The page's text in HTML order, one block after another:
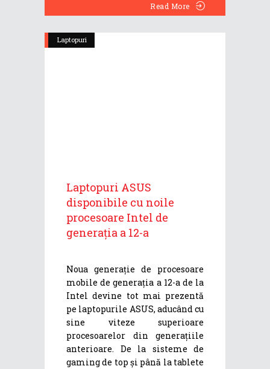
Read More
Laptopuri
Laptopuri ASUS
disponibile cu noile
procesoare Intel de
generația a 12-a
Noua generație de procesoare
mobile de generația a 12-a de la
Intel devine tot mai prezentă
pe laptopurile ASUS, aducând cu
sine viteze superioare
procesoarelor din generațiile
anterioare. De la sisteme de
gaming de top și până la tablete